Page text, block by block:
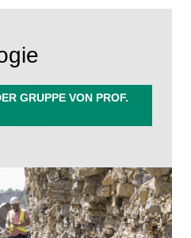
GRUPPE VON PROF.